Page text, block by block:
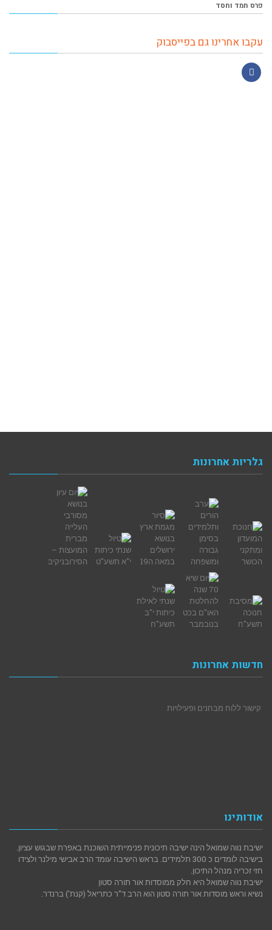
פרס חמד וחסד
עקבו אחרינו גם בפייסבוק
גלריות אחרונות
חדשות אחרונות
קישור ללוח מבחנים ופעילויות
אודותינו
ישיבת נווה שמואל הינה ישיבה תיכונית פנימייתית השוכנת באפרת שבגוש עציון.
בישיבה לומדים כ 300 תלמידים. בראש הישיבה עומד הרב אבישי מילנר ולצידו
חזי זכריה מנהל התיכון.
ישיבת נווה שמואל היא חלק ממוסדות אור תורה סטון
נשיא וראש מוסדות אור תורה סטון הוא הרב ד"ר כתריאל (קנת') ברנדר.